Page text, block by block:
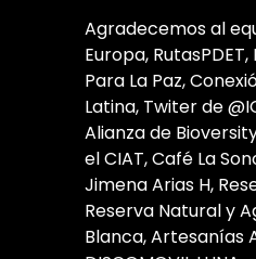
Agradecemos al
Europa,
Para La Paz,
Latina, Twiter de
Alianza de
el CIAT, Café La
Jimena Arias H,
Reserva Natural y
Blanca, Artesanías